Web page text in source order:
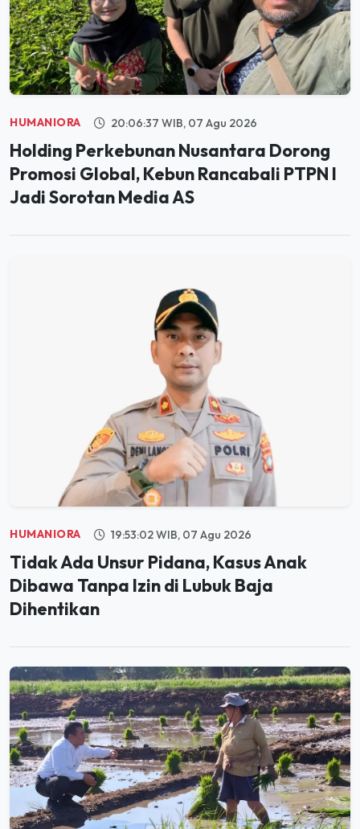
HUMANIORA 20:06:37 WIB, 07 Agu 2026
Holding Perkebunan Nusantara Dorong
Promosi Global, Kebun Rancabali PTPN I
Jadi Sorotan Media AS
HUMANIORA 19:53:02 WIB, 07 Agu 2026
Tidak Ada Unsur Pidana, Kasus Anak
Dibawa Tanpa Izin di Lubuk Baja
Dihentikan